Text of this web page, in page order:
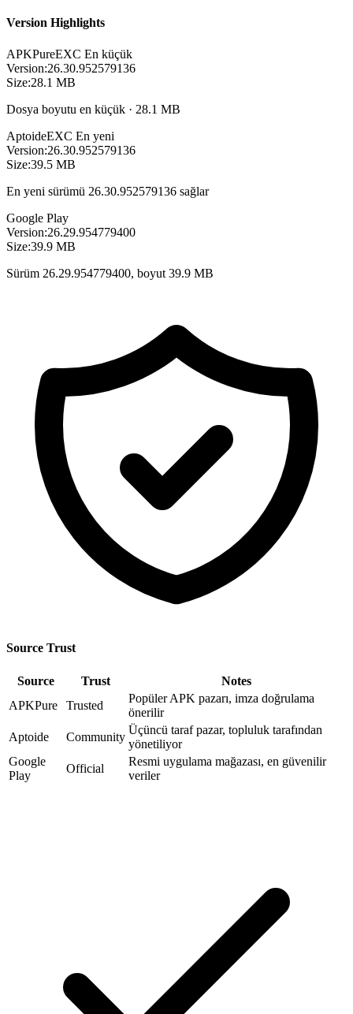
Version Highlights
APKPureEXC En küçük
Version:26.30.952579136
Size:28.1 MB
Dosya boyutu en küçük · 28.1 MB
AptoideEXC En yeni
Version:26.30.952579136
Size:39.5 MB
En yeni sürümü 26.30.952579136 sağlar
Google Play
Version:26.29.954779400
Size:39.9 MB
Sürüm 26.29.954779400, boyut 39.9 MB
Source Trust
Source Trust
Notes
APKPure
Trusted
Popüler APK pazarı, imza doğrulama
önerilir
Aptoide
Community
Üçüncü taraf pazar, topluluk tarafından
yönetiliyor
Google
Play
Official
Resmi uygulama mağazası, en güvenilir
veriler